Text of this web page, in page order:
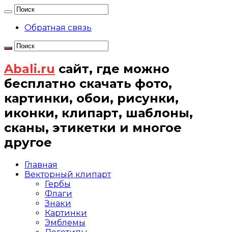
Обратная связь
Abali.ru сайт, где можно
бесплатно скачать фото,
картинки, обои, рисунки,
иконки, клипарт, шаблоны,
сканы, этикетки и многое
другое
Главная
Векторный клипарт
Гербы
Флаги
Знаки
Картинки
Эмблемы